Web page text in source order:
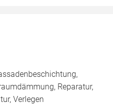
Reparatur,
Verlegen